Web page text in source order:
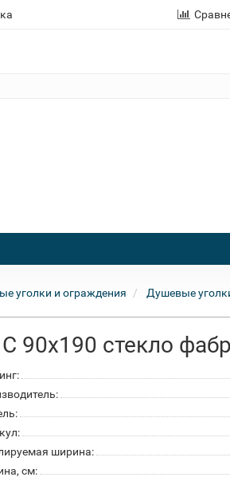
уголки и ограждения Душевые
90x190 стекло
ширина:
см: